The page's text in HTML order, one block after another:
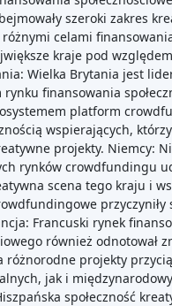
szeroki zakres
różnymi celami
kraje pod
Wielka Brytania jest
finansowania
platform
wspierających,
projekty. Niemcy:
rynków crowdfundingu
scena tego kraju i
przyczyniły
Francuski rynek
również odnotował
różnorodne projekty
jak i
społeczność